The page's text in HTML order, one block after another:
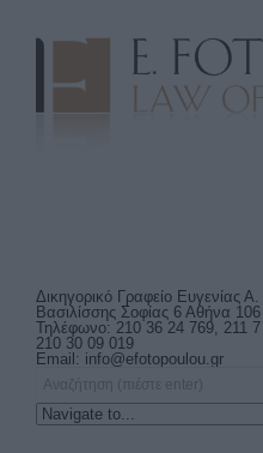
Δικηγορικό Γραφείο Ευγενίας
Βασιλίσσης Σοφίας 6 Αθήνα
Τηλέφωνο: 210 36 24 769, 211
210 30 09 019
Email: info@efotopoulou.gr